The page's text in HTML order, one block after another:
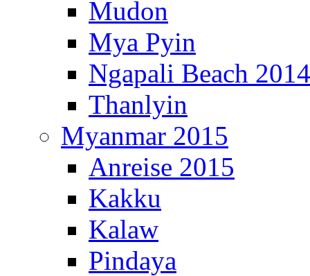
Mudon
Mya Pyin
Ngapali Beach 2014
Thanlyin
Myanmar 2015
Anreise 2015
Kakku
Kalaw
Pindaya